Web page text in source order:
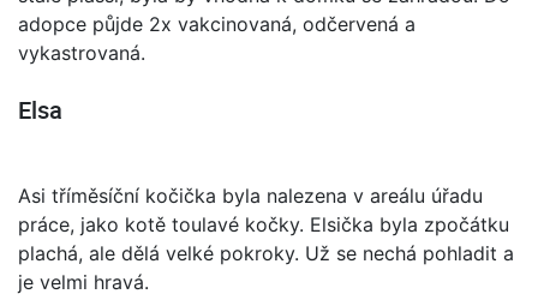
adopce půjde 2x vakcinovaná, odčervená a
vykastrovaná.
Elsa
Asi tříměsíční kočička byla nalezena v areálu úřadu
práce, jako kotě toulavé kočky. Elsička byla zpočátku
plachá, ale dělá velké pokroky. Už se nechá pohladit a
je velmi hravá.